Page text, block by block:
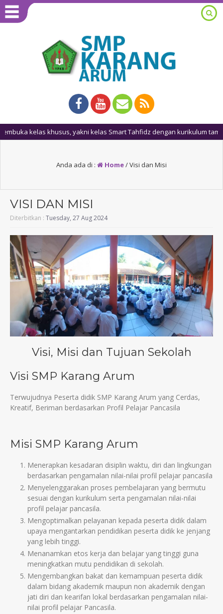
kelas khusus, yakni kelas Smart Tahfidz dengan kurikulum tambahan
Anda ada di : Home/Visi dan Misi
VISI DAN MISI
Diterbitkan : Tuesday, 27 Aug 2024
Visi, Misi dan Tujuan Sekolah
Visi SMP Karang Arum
Terwujudnya Peserta didik SMP Karang Arum yang Cerdas,
Kreatif, Beriman berdasarkan Profil Pelajar Pancasila
Misi SMP Karang Arum
Menerapkan kesadaran disiplin waktu, diri dan lingkungan
berdasarkan pengamalan nilai-nilai profil pelajar pancasila
Menyelenggarakan proses pembelajaran yang bermutu
sesuai dengan kurikulum serta pengamalan nilai-nilai
profil pelajar pancasila.
Mengoptimalkan pelayanan kepada peserta didik dalam
upaya mengantarkan pendidikan peserta didik ke jenjang
yang lebih tinggi.
Menanamkan etos kerja dan belajar yang tinggi guna
meningkatkan mutu pendidikan di sekolah.
Mengembangkan bakat dan kemampuan peserta didik
dalam bidang akademik maupun non akademik dengan
jati diri dan kearifan lokal berdasarkan pengamalan nilai-
nilai profil pelajar Pancasila.